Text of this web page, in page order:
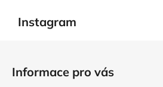
Instagram
Informace pro vás